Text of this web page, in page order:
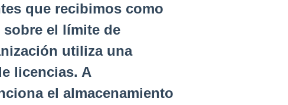
que recibimos como
sobre el límite de
utiliza una
licencias. A
el almacenamiento